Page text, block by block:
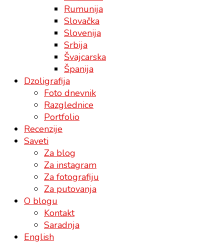
Rumunija
Slovačka
Slovenija
Srbija
Švajcarska
Španija
Dzoligrafija
Foto dnevnik
Razglednice
Portfolio
Recenzije
Saveti
Za blog
Za instagram
Za fotografiju
Za putovanja
O blogu
Kontakt
Saradnja
English